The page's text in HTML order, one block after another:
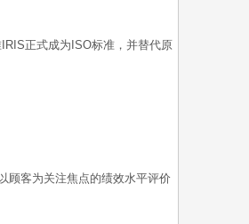
正式成为ISO标准，并替代原
顾客为关注焦点的绩效水平评价